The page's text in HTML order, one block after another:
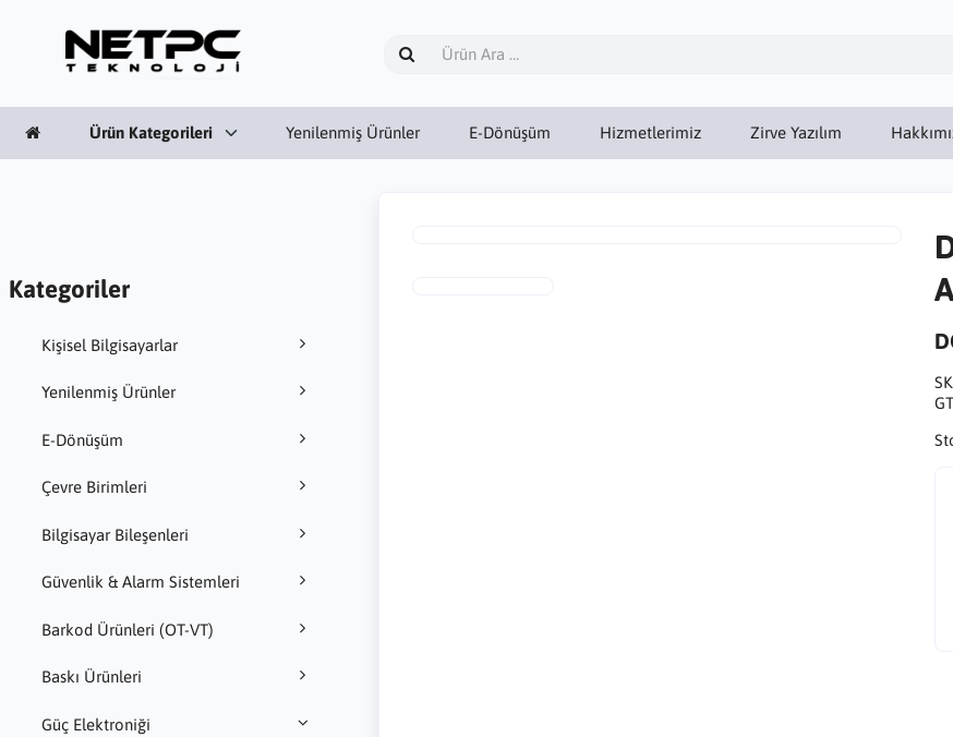
Ürün Kategorileri Yenilenmiş Ürünler E-Dönüşüm Hizmetlerimiz Zirve Yazılım
Kategoriler
Kişisel Bilgisayarlar
Yenilenmiş Ürünler
E-Dönüşüm
Çevre Birimleri
Bilgisayar Bileşenleri
Güvenlik & Alarm Sistemleri
Barkod Ürünleri (OT-VT)
Baskı Ürünleri
Güç Elektroniği